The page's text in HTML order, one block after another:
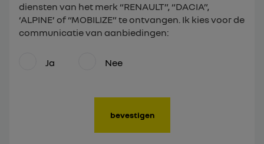
diensten van het merk “RENAULT”, “DACIA”,
‘ALPINE’ of “MOBILIZE” te ontvangen. Ik kies voor de
communicatie van aanbiedingen:
Ja Nee
bevestigen